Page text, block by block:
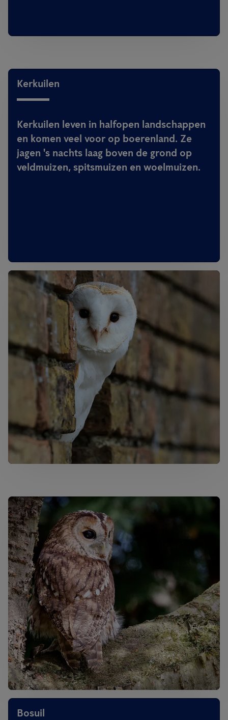
Kerkuilen
Kerkuilen leven in halfopen landschappen
en komen veel voor op boerenland. Ze
jagen 's nachts laag boven de grond op
veldmuizen, spitsmuizen en woelmuizen.
Bosuil